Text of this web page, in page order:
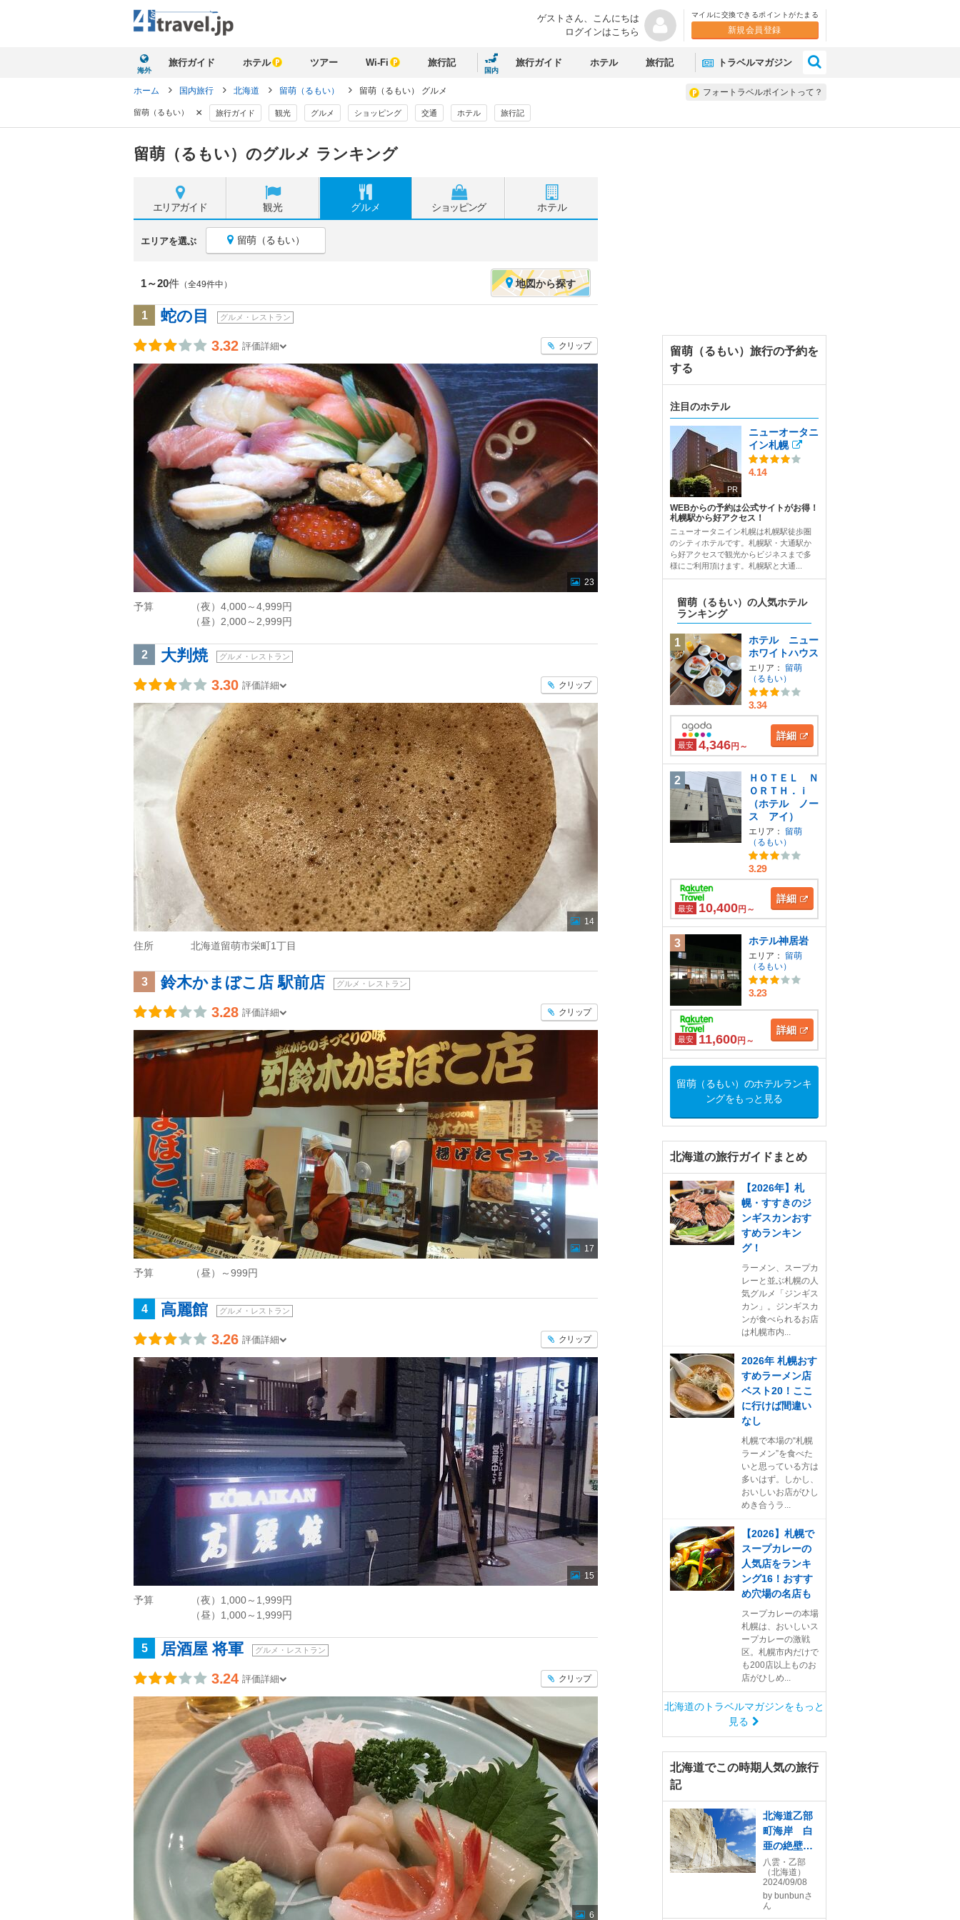
ゲストさん、 こんにちは
ログインはこちら
マイルに交換できるポイントがたまる
新規会員登録
海外
旅行ガイド ホテル ツアー Wi-Fi 旅行記
国内
旅行ガイド ホテル 旅行記 トラベルマガジン
フォートラベルポイントって？
ホーム 国内旅行 北海道 留萌（るもい） 留萌（るもい） グルメ
留萌（るもい） × 旅行ガイド 観光 グルメ ショッピング 交通 ホテル 旅行記
留萌（るもい）のグルメ ランキング
エリアガイド 観光 グルメ ショッピング ホテル
エリアを選ぶ 留萌（るもい）
1～20件 （全49件中） 地図から探す
1 蛇の目 グルメ・レストラン
3.32 評価詳細 クリップ
23
予算
（夜）4,000～4,999円
（昼）2,000～2,999円
2 大判焼 グルメ・レストラン
3.30 評価詳細 クリップ
14
住所 北海道留萌市栄町1丁目
3 鈴木かまぼこ店 駅前店 グルメ・レストラン
3.28 評価詳細 クリップ
17
予算 （昼）～999円
4 高麗館 グルメ・レストラン
3.26 評価詳細 クリップ
15
予算
（夜）1,000～1,999円
（昼）1,000～1,999円
5 居酒屋 将軍 グルメ・レストラン
3.24 評価詳細 クリップ
6
留萌（るもい）旅行の予約を
する
注目のホテル
PR
ニューオータニ
イン札幌
4.14
WEBからの予約は公式サイトがお得！
札幌駅から好アクセス！
ニューオータニイン札幌は札幌駅徒歩圏
のシティホテルです。札幌駅・大通駅か
ら好アクセスで観光からビジネスまで多
様にご利用頂けます。札幌駅と大通...
留萌（るもい）の人気ホテル
ランキング
1
ホテル ニュー
ホワイトハウス
エリア：
留萌
（るもい）
3.34
最安 4,346円～
詳細
2
ＨＯＴＥＬ Ｎ
ＯＲＴＨ．ｉ
（ホテル ノー
ス アイ）
エリア：
留萌
（るもい）
3.29
最安 10,400円～
詳細
3 ホテル神居岩
エリア：
留萌
（るもい）
3.23
最安 11,600円～
詳細
留萌（るもい）のホテルランキ
ングをもっと見る
北海道の旅行ガイドまとめ
【2026年】札
幌・すすきのジ
ンギスカンおす
すめランキン
グ！
ラーメン、スープカ
レーと並ぶ札幌の人
気グルメ「ジンギス
カン」。ジンギスカ
ンが食べられるお店
は札幌市内...
2026年 札幌おす
すめラーメン店
ベスト20！ここ
に行けば間違い
なし
札幌で本場の“札幌
ラーメン”を食べた
いと思っている方は
多いはず。しかし、
おいしいお店がひし
めき合うラ...
【2026】札幌で
スープカレーの
人気店をランキ
ング16！おすす
め穴場の名店も
スープカレーの本場
札幌は、おいしいス
ープカレーの激戦
区。札幌市内だけで
も200店以上ものお
店がひしめ...
北海道のトラベルマガジンをもっと
見る
北海道でこの時期人気の旅行
記
北海道乙部
町海岸 白
亜の絶壁シ
ラフラ 館
の岬 くぐ
り岩
八雲・乙部
（北海道）
2024/09/08
by bunbunさ
ん